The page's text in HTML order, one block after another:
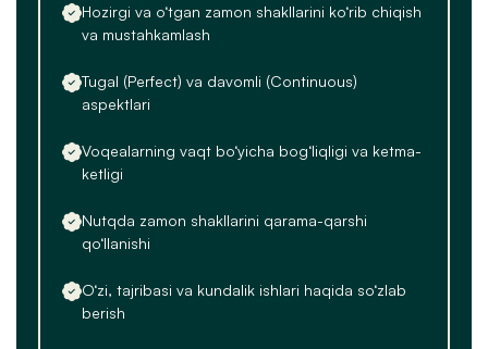
Hozirgi va o‘tgan zamon shakllarini ko‘rib chiqish
va mustahkamlash
Tugal (Perfect) va davomli (Continuous)
aspektlari
Voqealarning vaqt bo‘yicha bog‘liqligi va ketma-
ketligi
Nutqda zamon shakllarini qarama-qarshi
qo‘llanishi
O‘zi, tajribasi va kundalik ishlari haqida so‘zlab
berish